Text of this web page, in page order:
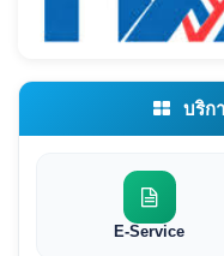
บริก
E-Service